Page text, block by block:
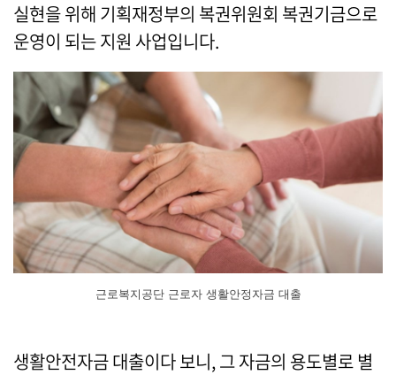
실현을 위해 기획재정부의 복권위원회 복권기금으로
운영이 되는 지원 사업입니다.
근로복지공단 근로자 생활안정자금 대출
생활안전자금 대출이다 보니, 그 자금의 용도별로 별